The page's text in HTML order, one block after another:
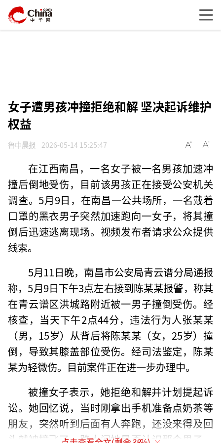
女子遭男孩冲撞拒绝和解 坚决起诉维护
权益
鲁中晨报 2026-05-14 15:25:47
在江西南昌，一名女子被一名男孩加速冲
撞后倒地受伤，目前该男孩正在接受公安机关
调查。5月9日，在南昌一公共场所，一名戴着
口罩的黑衣男子突然加速跑向一女子，将其撞
倒后迅速逃离现场。视频发布者请求公众提供
线索。
5月11日晚，南昌市公安局青云谱分局通报
称，5月9日下午3点左右接到陈某某报警，称其
在青云谱区洪城路附近被一男子撞倒受伤。经
核查，当天下午2点44分，违法行为人张某某
（男，15岁）从背后将陈某某（女，25岁）撞
倒，导致其膝盖部位受伤。经司法鉴定，陈某
某为轻微伤。目前案件正在进一步办理中。
被撞女子表示，她拒绝和解并计划提起诉
讼。她回忆说，当时刚拿出手机准备点奶茶等
朋友，突然听到后面有人奔跑，还没来得及回
头就被撞飞了。路人问她是否认识那个男子，